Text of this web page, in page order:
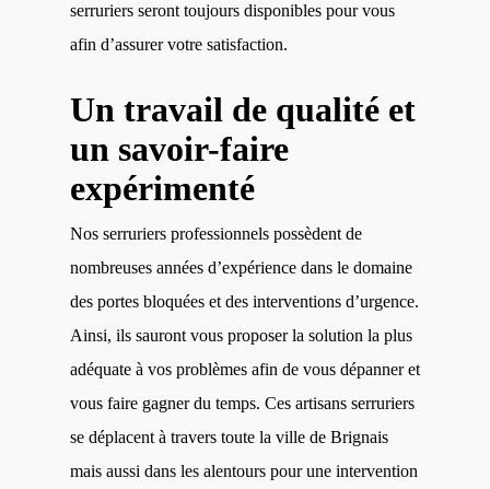
serruriers seront toujours disponibles pour vous
afin d’assurer votre satisfaction.
Un travail de qualité et
un savoir-faire
expérimenté
Nos serruriers professionnels possèdent de
nombreuses années d’expérience dans le domaine
des portes bloquées et des interventions d’urgence.
Ainsi, ils sauront vous proposer la solution la plus
adéquate à vos problèmes afin de vous dépanner et
vous faire gagner du temps. Ces artisans serruriers
se déplacent à travers toute la ville de Brignais
mais aussi dans les alentours pour une intervention